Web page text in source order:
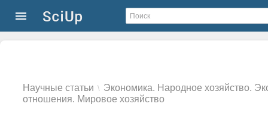
Научные статьи \ Экономика. Народное хозяйство.
отношения. Мировое хозяйство